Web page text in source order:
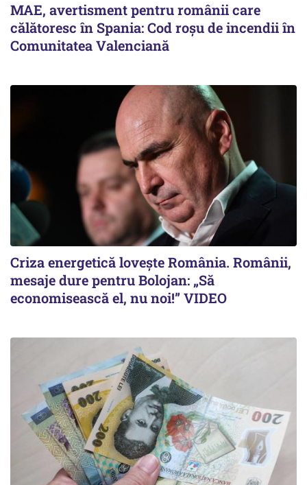
MAE, avertisment pentru românii care
călătoresc în Spania: Cod roșu de incendii în
Comunitatea Valenciană
Criza energetică lovește România. Românii,
mesaje dure pentru Bolojan: „Să
economisească el, nu noi!” VIDEO